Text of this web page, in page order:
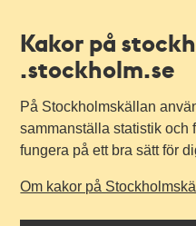
Kakor på
.stockholm.se
På Stockholmskällan
sammanställa statistik och
fungera på ett bra sätt för
Om kakor på